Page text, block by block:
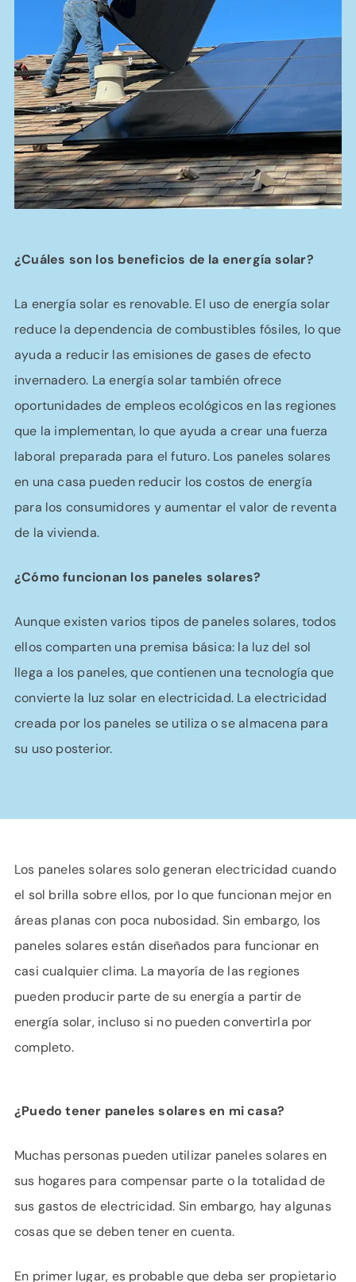
¿Cuáles son los beneficios de la energía solar?
La energía solar es renovable. El uso de energía solar
reduce la dependencia de combustibles fósiles, lo que
ayuda a reducir las emisiones de gases de efecto
invernadero. La energía solar también ofrece
oportunidades de empleos ecológicos en las regiones
que la implementan, lo que ayuda a crear una fuerza
laboral preparada para el futuro. Los paneles solares
en una casa pueden reducir los costos de energía
para los consumidores y aumentar el valor de reventa
de la vivienda.
¿Cómo funcionan los paneles solares?
Aunque existen varios tipos de paneles solares, todos
ellos comparten una premisa básica: la luz del sol
llega a los paneles, que contienen una tecnología que
convierte la luz solar en electricidad. La electricidad
creada por los paneles se utiliza o se almacena para
su uso posterior.
Los paneles solares solo generan electricidad cuando
el sol brilla sobre ellos, por lo que funcionan mejor en
áreas planas con poca nubosidad. Sin embargo, los
paneles solares están diseñados para funcionar en
casi cualquier clima. La mayoría de las regiones
pueden producir parte de su energía a partir de
energía solar, incluso si no pueden convertirla por
completo.
¿Puedo tener paneles solares en mi casa?
Muchas personas pueden utilizar paneles solares en
sus hogares para compensar parte o la totalidad de
sus gastos de electricidad. Sin embargo, hay algunas
cosas que se deben tener en cuenta.
En primer lugar, es probable que deba ser propietario